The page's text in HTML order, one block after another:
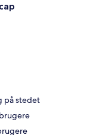
på stedet